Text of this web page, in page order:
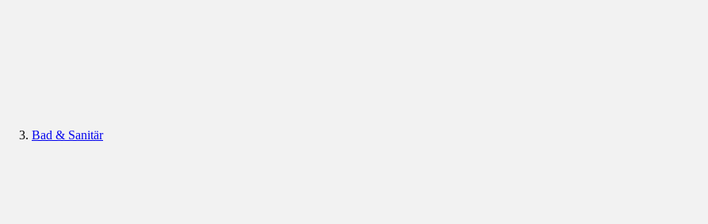
Bad & Sanitär